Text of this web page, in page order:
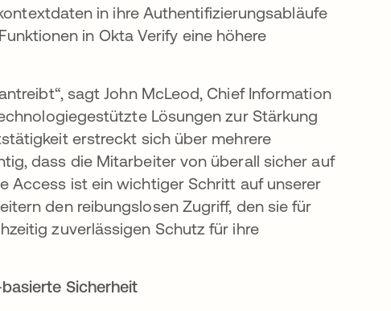
in ihre Authentifizierungsabläufe
in Okta Verify eine höhere
sagt John McLeod, Chief Information
Lösungen zur Stärkung
erstreckt sich über mehrere
dass die Mitarbeiter von überall sicher auf
Access ist ein wichtiger Schritt auf unserer
den reibungslosen Zugriff, den sie für
zuverlässigen Schutz für ihre
Sicherheit